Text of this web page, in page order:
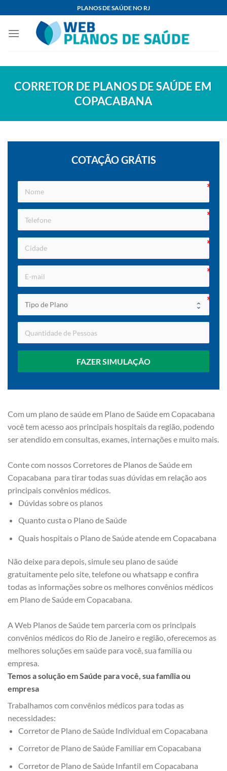
content
PLANOS DE SAÚDE NO RJ
CORRETOR DE PLANOS DE SAÚDE EM
COPACABANA
COTAÇÃO GRÁTIS
FAZER SIMULAÇÃO
Com um plano de saúde em Plano de Saúde em Copacabana
você tem acesso aos principais hospitais da região, podendo
ser atendido em consultas, exames, internações e muito mais.
Conte com nossos Corretores de Planos de Saúde em
Copacabana para tirar todas suas dúvidas em relação aos
principais convênios médicos.
Dúvidas sobre os planos
Quanto custa o Plano de Saúde
Quais hospitais o Plano de Saúde atende em Copacabana
Não deixe para depois, simule seu plano de saúde
gratuitamente pelo site, telefone ou whatsapp e confira
todas as informações sobre os melhores convênios médicos
em Plano de Saúde em Copacabana.
A Web Planos de Saúde tem parceria com os principais
convênios médicos do Rio de Janeiro e região, oferecemos as
melhores soluções em saúde para você, sua família ou
empresa.
Temos a solução em Saúde para você, sua família ou
empresa
Trabalhamos com convênios médicos para todas as
necessidades:
Corretor de Plano de Saúde Individual em Copacabana
Corretor de Plano de Saúde Familiar em Copacabana
Corretor de Plano de Saúde Infantil em Copacabana